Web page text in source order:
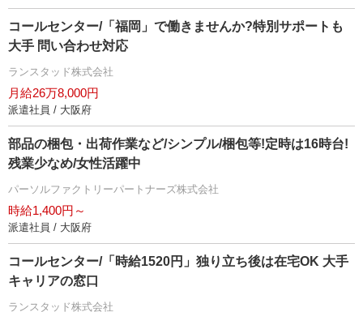
コールセンター/「福岡」で働きませんか?特別サポートも
大手 問い合わせ対応
ランスタッド株式会社
月給26万8,000円
派遣社員 / 大阪府
部品の梱包・出荷作業など/シンプル/梱包等!定時は16時台!
残業少なめ/女性活躍中
パーソルファクトリーパートナーズ株式会社
時給1,400円～
派遣社員 / 大阪府
コールセンター/「時給1520円」独り立ち後は在宅OK 大手
キャリアの窓口
ランスタッド株式会社